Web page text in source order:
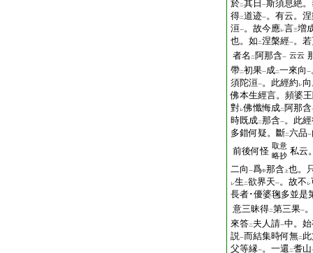
於二其日 一斯須息絶
得二道迹一。有云。
洹一。故今應レ言三増
也。如 二涅槃經一。
者名 二 阿那含一 云云
帶二初果一成二一來向 一
須陀洹一。此經約 レ
佛本生經言。頻婆
對レ佛懺悔成二 阿那含
時既成二那含一。此
多錯何疑。斷二六品一
前後何怪 取意
略抄 私云
二向 一爲中那含 上也。
レ生 二欲界天一。故不 レ
長者･優婆毱多並是
意三昧得二第三果一
來答二 夫人請一中。
説一而結集時何無二
父等縁一。一還 二耆山